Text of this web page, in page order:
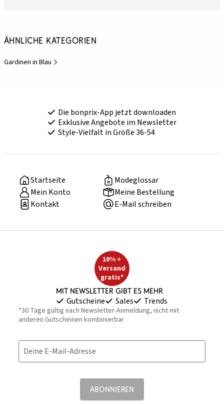
Ähnliche Kategorien
Gardinen in Blau
Die bonprix-App jetzt downloaden
Exklusive Angebote im Newsletter
Style-Vielfalt in Größe 36-54
Startseite
Modeglossar
Mein Konto
Meine Bestellung
Kontakt
E-Mail schreiben
10% +
Versand
gratis*
Mit Newsletter gibt es mehr
Gutscheine Sales Trends
*30 Tage gültig nach Newsletter-Anmeldung, nicht mit
anderen Gutscheinen kombinierbar
Deine E-Mail-Adresse
ABONNIEREN